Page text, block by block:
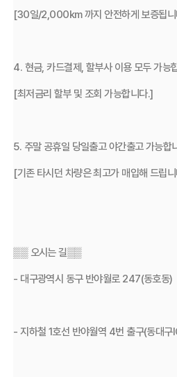
[30일/2,000km 까지 안전하게 보증됩
4. 현금, 카드결제, 할부사 이용 모두 가능
[최저금리 할부 및 조회 가능합니다.]
5. 주말 공휴일 당일출고 야간출고 가능합
[기존 타시던 차량은 최고가 매입해 드립
▒▒ 오시는 길▒▒
- 대구광역시 동구 반야월로 247(동호동)
- 지하철 1호선 반야월역 4번 출구(동대구